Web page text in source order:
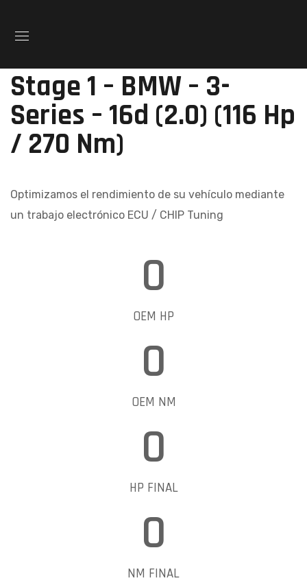
Stage 1 – BMW – 3-
Series – 16d (2.0) (116 Hp
/ 270 Nm)
Optimizamos el rendimiento de su vehículo mediante
un trabajo electrónico ECU / CHIP Tuning
0
OEM HP
0
OEM NM
0
HP FINAL
0
NM FINAL